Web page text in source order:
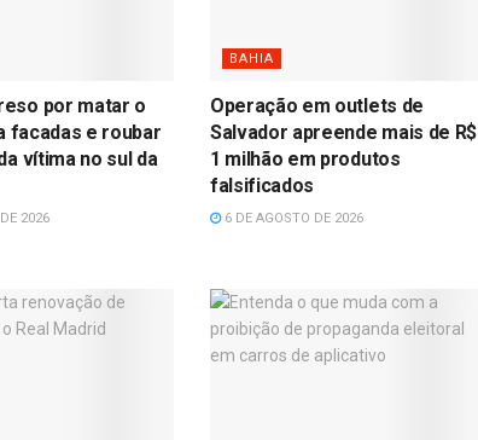
por matar o
facadas e roubar
vítima no sul da
2026
BAHIA
Operação em outlets de
Salvador apreende mais de R$
1 milhão em produtos
falsificados
6 DE AGOSTO DE 2026